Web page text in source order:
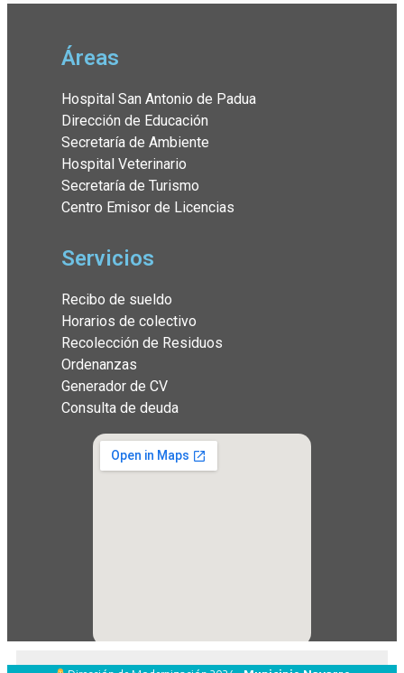
Áreas
Hospital San Antonio de Padua
Dirección de Educación
Secretaría de Ambiente
Hospital Veterinario
Secretaría de Turismo
Centro Emisor de Licencias
Servicios
Recibo de sueldo
Horarios de colectivo
Recolección de Residuos
Ordenanzas
Generador de CV
Consulta de deuda